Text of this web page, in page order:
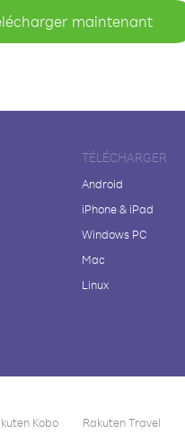
maintenant
TÉLÉCHARGER
Android
iPhone & iPad
Windows PC
Mac
Linux
Kobo Rakuten Travel